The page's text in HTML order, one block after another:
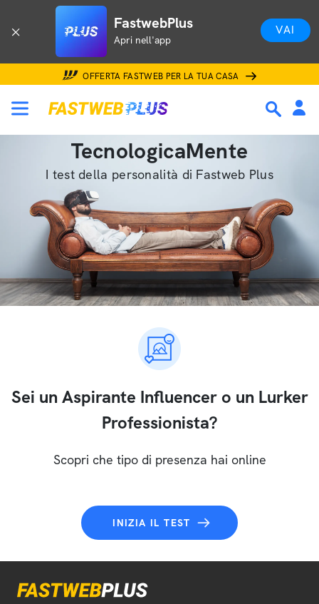
FastwebPlus
Apri nell'app
VAI
OFFERTA FASTWEB PER LA TUA CASA
TecnologicaMente
I test della personalità di Fastweb Plus
Sei un Aspirante Influencer o un Lurker
Professionista?
Scopri che tipo di presenza hai online
INIZIA IL TEST